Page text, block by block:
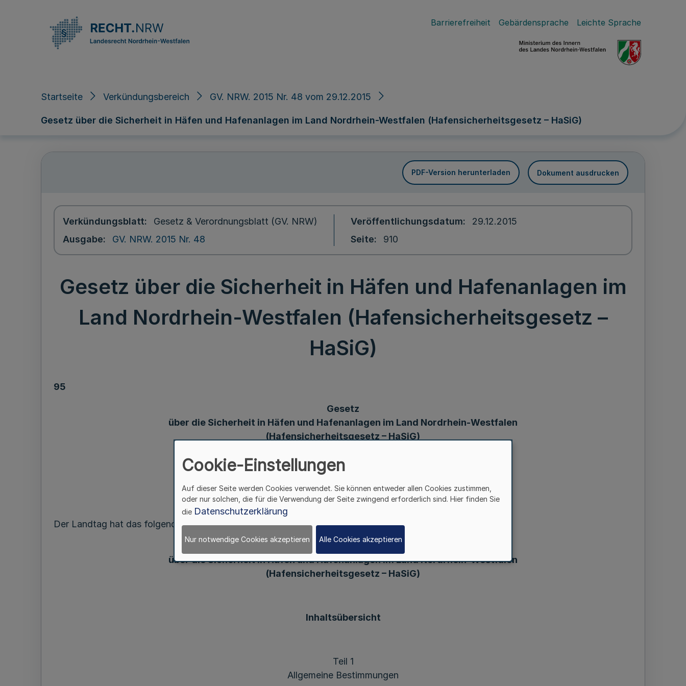
Barrierefreiheit Gebärdensprache Leichte Sprache
Startseite Verkündungsbereich GV. NRW. 2015 Nr. 48 vom 29.12.2015
Gesetz über die Sicherheit in Häfen und Hafenanlagen im Land Nordrhein-Westfalen (Hafensicherheitsgesetz – HaSiG)
PDF-Version herunterladen Dokument ausdrucken
Verkündungsblatt
Gesetz & Verordnungsblatt (GV. NRW)
Ausgabe
GV. NRW. 2015 Nr. 48
Veröffentlichungsdatum
29.12.2015
Seite
910
Gesetz über die Sicherheit in Häfen und Hafenanlagen im
Land Nordrhein-Westfalen (Hafensicherheitsgesetz –
HaSiG)
95
Gesetz
über die Sicherheit in Häfen und Hafenanlagen im Land Nordrhein-Westfalen
(Hafensicherheitsgesetz – HaSiG)
Der Landtag hat das folgende Gesetz beschlossen, das hiermit verkündet wird:
über die Sicherheit in Häfen und Hafenanlagen im Land Nordrhein-Westfalen
(Hafensicherheitsgesetz – HaSiG)
Inhaltsübersicht
Teil 1
Allgemeine Bestimmungen
Cookie-Einstellungen
Auf dieser Seite werden Cookies verwendet. Sie können entweder allen Cookies zustimmen,
oder nur solchen, die für die Verwendung der Seite zwingend erforderlich sind. Hier finden Sie
die Datenschutzerklärung
Nur notwendige Cookies akzeptieren Alle Cookies akzeptieren